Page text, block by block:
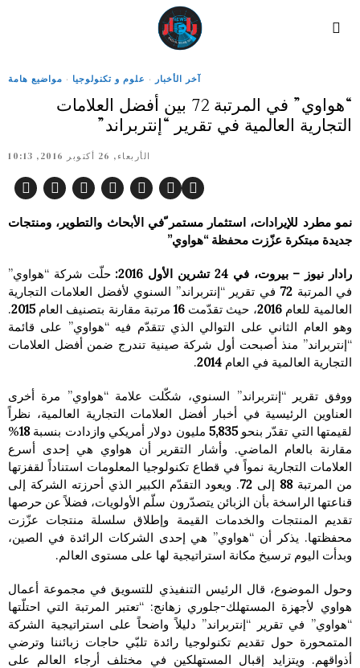
آخر الأخبار · علوم و تكنولوجيا · مواضيع هامة
“هواوي” في المرتبة 72 بين أفضل العلامات
التجارية العالمية في تقرير “إنتربراند”
الأربعاء, 26 أكتوبر 2016, 10:13
نمو مطرد للإيرادات، استثمار مستمر ّفي الأبحاث والتطوير، ومنتجات
جديدة مبتكرة عزّزت محفظة “هواوي”
رادار نيوز – بيروت، في24 تشرين الأول 2016
: حلّت شركة “هواوي”
في المرتبة 72 في تقرير “إنتربراند” السنوي لأفضل العلامات التجارية
العالمية للعام2016، حيث تقدّمت 16 مرتبة مقارنة بتصنيف العام2015
.
وهو العام الثاني على التوالي الذي تتقدّم فيه “هواوي” على قائمة
“إنتربراند” منذ أصبحت أول شركة صينية تندرج ضمن أفضل العلامات
التجارية العالمية في العام 2014
.
ووفق تقرير “إنتربراند” السنوي، شكّلت علامة “هواوي” مرة أخرى
العناوين الرئيسية في أخبار أفضل العلامات التجارية العالمية، نظراً
لقيمتها التي تقدّر بنحو5,835 مليون دولار أمريكي وازدادت بنسبة 18
%
مقارنة بالعام الماضي. وأشار التقرير أن هواوي هي إحدى أسرع
العلامات التجارية نمواً في قطاع تكنولوجيا المعلومات استناداً لقفزتها
من المرتبة 88 إلى 72. ويعود التقدّم الكبير الذي أحرزته الشركة إلى
قناعتها الراسخة بأن الزبائن يتصدّرون سلّم الأولويات، فضلاً عن حرصها
تقديم المنتجات والخدمات القيمة وإطلاق سلسلة منتجات عزّزت
محفظتها. يذكر أن “هواوي” هي إحدى الشركات الرائدة في الصين،
وبدأت اليوم ترسيخ مكانة استراتيجية لها على مستوى العالم.
وحول الموضوع، قال الرئيس التنفيذي للتسويق في مجموعة أعمال
هواوي لأجهزة المستهلك-جلوري زهانج: “تعتبر المرتبة التي احتلّتها
“هواوي” في تقرير “إنتربراند” دليلاً واضحاً على استراتيجية الشركة
المتمحورة حول تقديم تكنولوجيا رائدة تلبّي حاجات زبائننا وترضي
أذواقهم. ويتزايد إقبال المستهلكين في مختلف أرجاء العالم على